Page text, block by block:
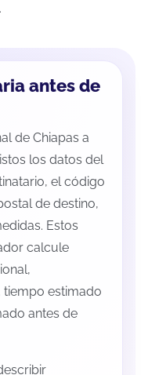
antes de
de Chiapas a
los datos del
el código
de destino,
Estos
calcule
estimado
antes de